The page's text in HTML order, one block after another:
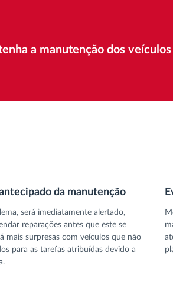
a manutenção dos
da manutenção
será imediatamente alertado,
reparações antes que este se
mais surpresas com veículos que não
para as tarefas atribuídas devido a